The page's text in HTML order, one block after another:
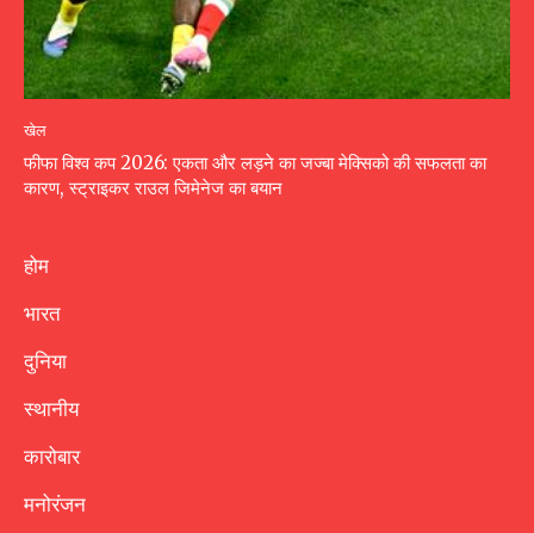
खेल
फीफा विश्व कप 2026: एकता और लड़ने का जज्बा मेक्सिको की सफलता का
कारण, स्ट्राइकर राउल जिमेनेज का बयान
होम
भारत
दुनिया
स्थानीय
कारोबार
मनोरंजन